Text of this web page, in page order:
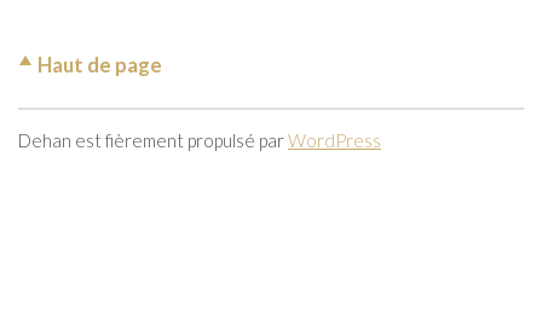
Haut de page
Dehan est fièrement propulsé parWordPress